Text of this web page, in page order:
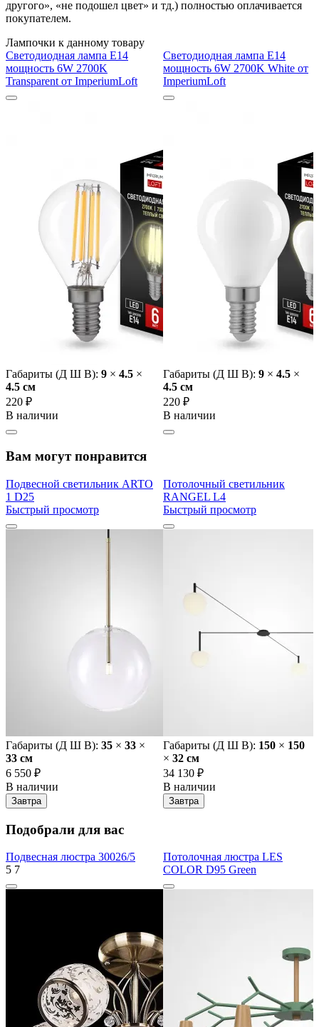
другого», «не подошел цвет» и тд.) полностью оплачивается
покупателем.
Лампочки к данному товару
Светодиодная лампа E14
мощность 6W 2700K
Transparent от ImperiumLoft
Габариты (Д Ш В): 9 × 4.5 ×
4.5 cм
220 ₽
В наличии
Светодиодная лампа E14
мощность 6W 2700K White от
ImperiumLoft
Габариты (Д Ш В): 9 × 4.5 ×
4.5 cм
220 ₽
В наличии
Вам могут понравится
Подвесной светильник ARTO
1 D25
Быстрый просмотр
Габариты (Д Ш В): 35 × 33 ×
33 cм
6 550 ₽
В наличии
Завтра
Потолочный светильник
RANGEL L4
Быстрый просмотр
Габариты (Д Ш В): 150 × 150
× 32 cм
34 130 ₽
В наличии
Завтра
Подобрали для вас
Подвесная люстра 30026/5
5 7
Потолочная люстра LES
COLOR D95 Green